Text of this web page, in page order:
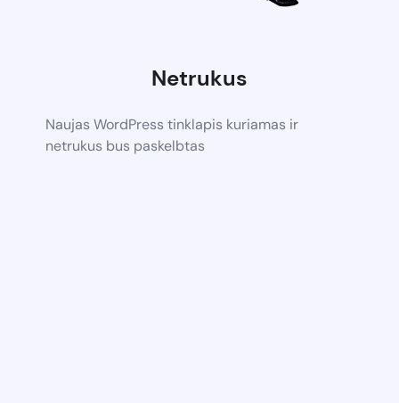
Netrukus
Naujas WordPress tinklapis kuriamas ir
netrukus bus paskelbtas